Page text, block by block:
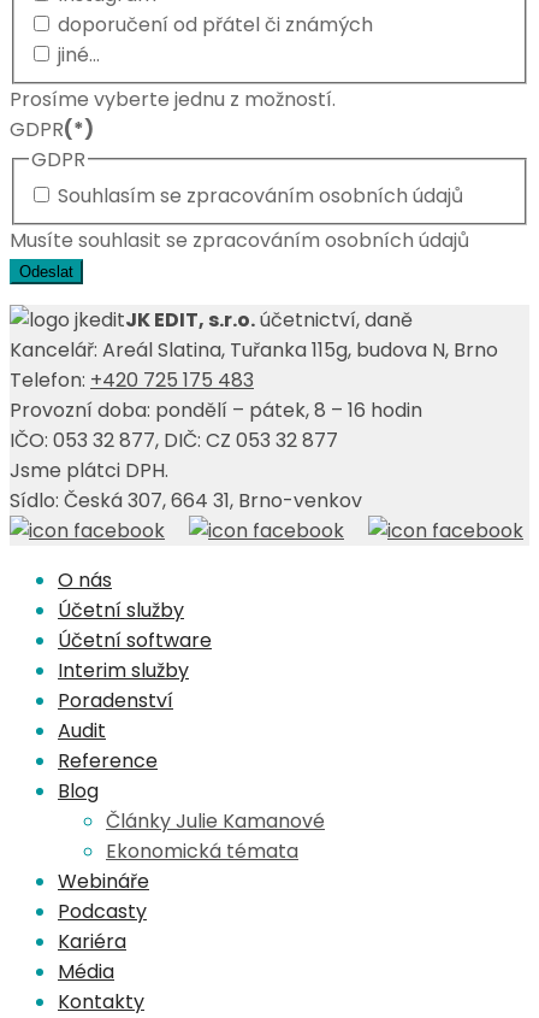
doporučení od přátel či známých
jiné...
Prosíme vyberte jednu z možností.
GDPR(*)
GDPR
Souhlasím se zpracováním osobních údajů
Musíte souhlasit se zpracováním osobních údajů
Odeslat
JK EDIT, s.r.o.účetnictví, daně
Kancelář: Areál Slatina, Tuřanka 115g, budova N, Brno
Telefon: +420 725 175 483
Provozní doba: pondělí – pátek, 8 – 16 hodin
IČO: 053 32 877, DIČ: CZ 053 32 877
Jsme plátci DPH.
Sídlo: Česká 307, 664 31, Brno-venkov
O nás
Účetní služby
Účetní software
Interim služby
Poradenství
Audit
Reference
Blog
Články Julie Kamanové
Ekonomická témata
Webináře
Podcasty
Kariéra
Média
Kontakty